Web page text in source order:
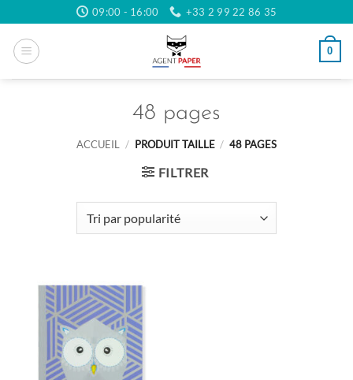
au
contenu
09:00 - 16:00 +33 2 99 22 86 35
0
48 pages
ACCUEIL / PRODUIT TAILLE / 48 PAGES
FILTRER